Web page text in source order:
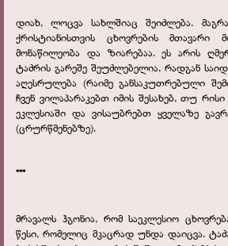
დიახ, ლოცვა სახლშიაც შეიძლება.
ქრისტიანისთვის ცხოვრების მთავარი
მონაწილეობა და ზიარებაა. ეს არის
ტაძრის გარეშე შეუძლებელია, რადგან
აღესრულება (რაიმე განსაკუთრებული
ჩვენ ვილაპარაკებთ იმის შესახებ, თუ
ეკლესიაში და ვისაუბრებთ ყველაზე
(ცრურწმენებზე).
***
მრავალს ჰგონია, რომ საეკლესიო
წესი, რომელიც მკაცრად უნდა დაიცვა.